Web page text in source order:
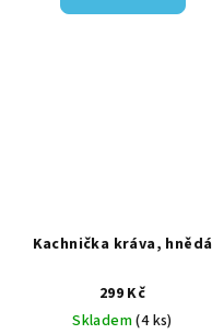
Kachnička kráva, hnědá
299 Kč
Skladem(4 ks)